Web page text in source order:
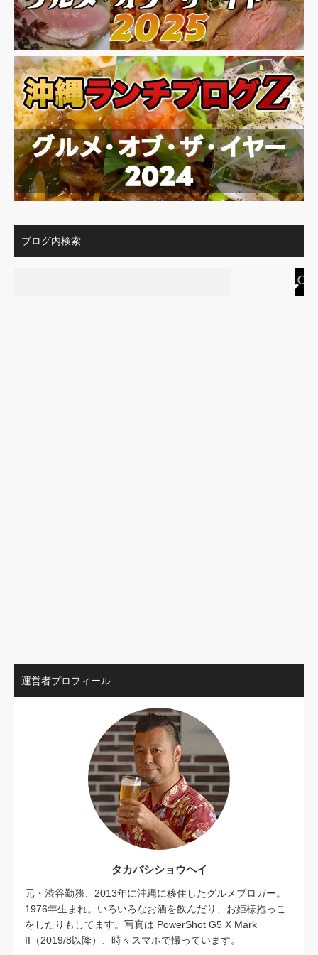
ブログ内検索
運営者プロフィール
タカバシショウヘイ
元・渋谷勤務、2013年に沖縄に移住したグルメブロガー。
1976年生まれ。いろいろなお酒を飲んだり、お姫様抱っこ
をしたりもしてます。写真は PowerShot G5 X Mark
II（2019/8以降）、時々スマホで撮っています。